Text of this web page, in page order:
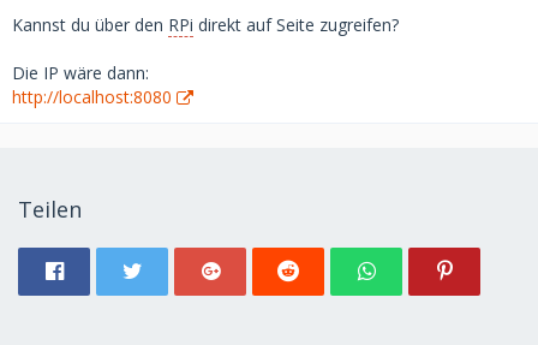
Kannst du über den RPi direkt auf Seite zugreifen?
Die IP wäre dann:
http://localhost:8080
Teilen